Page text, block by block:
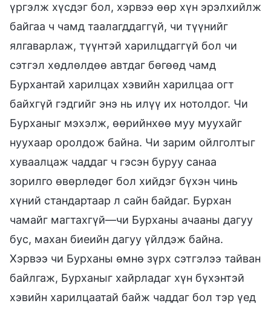
үргэлж хүсдэг бол, хэрвээ өөр хүн эрэлхийлж
байгаа ч чамд таалагддаггүй, чи түүнийг
ялгаварлаж, түүнтэй харилцдаггүй бол чи
сэтгэл хөдлөлдөө автдаг бөгөөд чамд
Бурхантай харилцах хэвийн харилцаа огт
байхгүй гэдгийг энэ нь илүү их нотолдог. Чи
Бурханыг мэхэлж, өөрийнхөө муу муухайг
нуухаар оролдож байна. Чи зарим ойлголтыг
хуваалцаж чаддаг ч гэсэн буруу санаа
зорилго өвөрлөдөг бол хийдэг бүхэн чинь
хүний стандартаар л сайн байдаг. Бурхан
чамайг магтахгүй—чи Бурханы ачааны дагуу
бус, махан биеийн дагуу үйлдэж байна.
Хэрвээ чи Бурханы өмнө зүрх сэтгэлээ тайван
байлгаж, Бурханыг хайрладаг хүн бүхэнтэй
хэвийн харилцаатай байж чаддаг бол тэр үед